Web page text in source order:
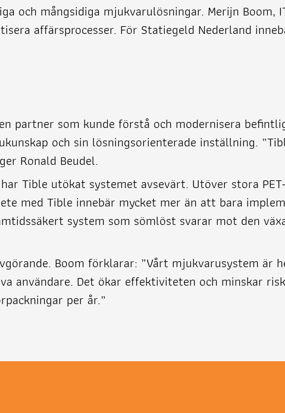
och mångsidiga mjukvarulösningar. Merijn Boom,
affärsprocesser. För Statiegeld Nederland
partner som kunde förstå och modernisera
och sin lösningsorienterade inställning.
Ronald Beudel.
Tible utökat systemet avsevärt. Utöver stora
med Tible innebär mycket mer än att bara
system som sömlöst svarar mot den
Boom förklarar: ”Vårt mjukvarusystem är
användare. Det ökar effektiviteten och minskar
per år.”